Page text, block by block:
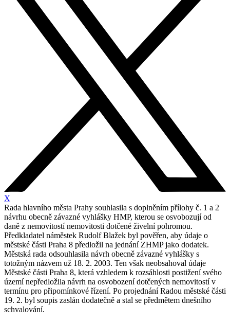
X
Rada hlavního města Prahy souhlasila s doplněním přílohy č. 1 a 2
návrhu obecně závazné vyhlášky HMP, kterou se osvobozují od
daně z nemovitostí nemovitosti dotčené živelní pohromou.
Předkladatel náměstek Rudolf Blažek byl pověřen, aby údaje o
městské části Praha 8 předložil na jednání ZHMP jako dodatek.
Městská rada odsouhlasila návrh obecně závazné vyhlášky s
totožným názvem už 18. 2. 2003. Ten však neobsahoval údaje
Městské části Praha 8, která vzhledem k rozsáhlosti postižení svého
území nepředložila návrh na osvobození dotčených nemovitostí v
termínu pro připomínkové řízení. Po projednání Radou městské části
19. 2. byl soupis zaslán dodatečně a stal se předmětem dnešního
schvalování.